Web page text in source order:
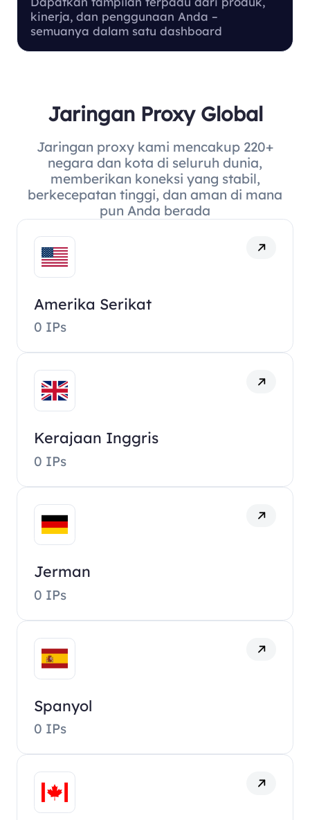
kinerja, dan penggunaan Anda –
semuanya dalam satu dashboard
Jaringan Proxy Global
Jaringan proxy kami mencakup 220+
negara dan kota di seluruh dunia,
memberikan koneksi yang stabil,
berkecepatan tinggi, dan aman di mana
pun Anda berada
Amerika Serikat
0 IPs
Kerajaan Inggris
0 IPs
Jerman
0 IPs
Spanyol
0 IPs